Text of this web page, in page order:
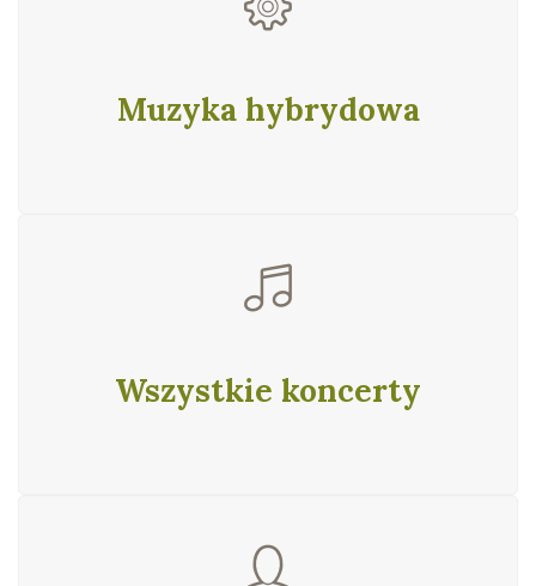
Muzyka hybrydowa
Wszystkie koncerty